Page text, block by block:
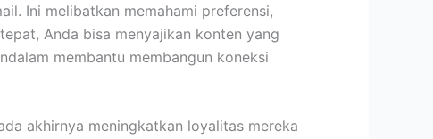
Ini melibatkan memahami preferensi,
Anda bisa menyajikan konten yang
membantu membangun koneksi
akhirnya meningkatkan loyalitas mereka